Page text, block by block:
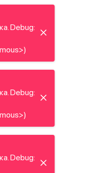
Debug:
Debug:
Debug: